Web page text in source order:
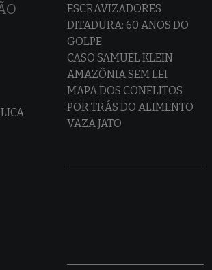
ESCRAVIZADORES
DITADURA: 60 ANOS DO
GOLPE
CASO SAMUEL KLEIN
AMAZÔNIA SEM LEI
MAPA DOS CONFLITOS
POR TRÁS DO ALIMENTO
VAZA JATO